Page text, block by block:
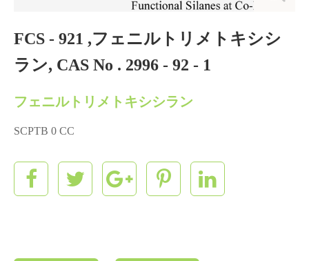
FCS - 921 ,フェニルトリメトキシシ
ラン, CAS No . 2996 - 92 - 1
フェニルトリメトキシシラン
SCPTB 0 CC